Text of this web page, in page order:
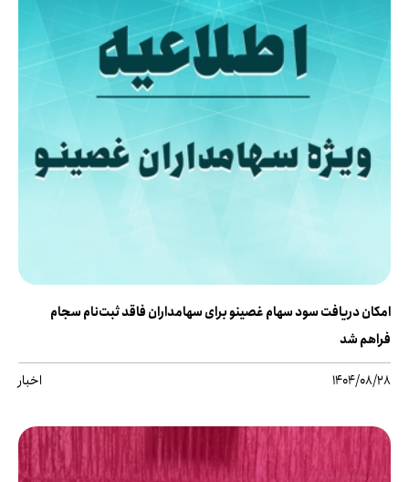
امکان دریافت سود سهام غصینو برای سهامداران فاقد ثبت‌نام سجام
فراهم شد
1404/08/28 اخبار